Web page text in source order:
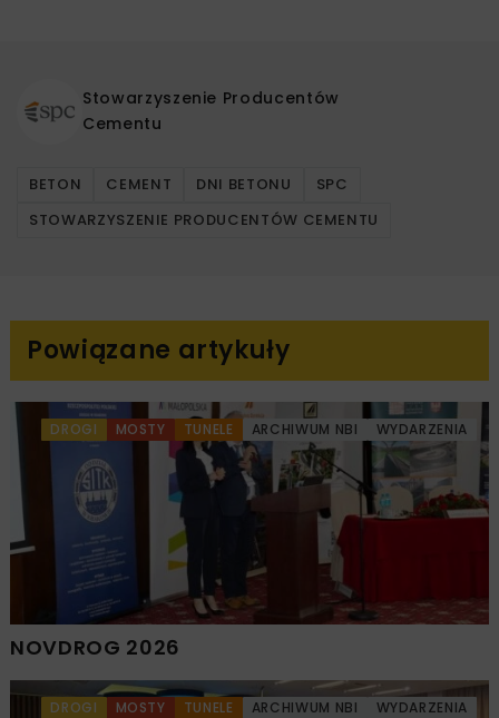
Stowarzyszenie Producentów
Cementu
BETON CEMENT DNI BETONU
SPC
STOWARZYSZENIE PRODUCENTÓW CEMENTU
Powiązane artykuły
DROGI MOSTY TUNELE ARCHIWUM NBI WYDARZENIA
NOVDROG 2026
DROGI MOSTY TUNELE ARCHIWUM NBI WYDARZENIA